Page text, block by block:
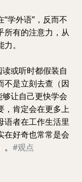
学外语”，反而不
所有的注意力，从
。
或听时都假装自
不是立刻去查（因
够让自己更快学会
，肯定会在更多上
语者在工作生活里
在好奇也常常是会
#观点